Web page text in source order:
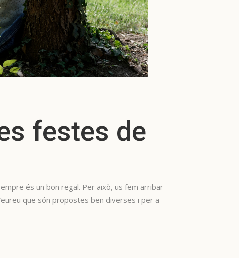
festes de
és un bon regal. Per això, us fem arribar
que són propostes ben diverses i per a